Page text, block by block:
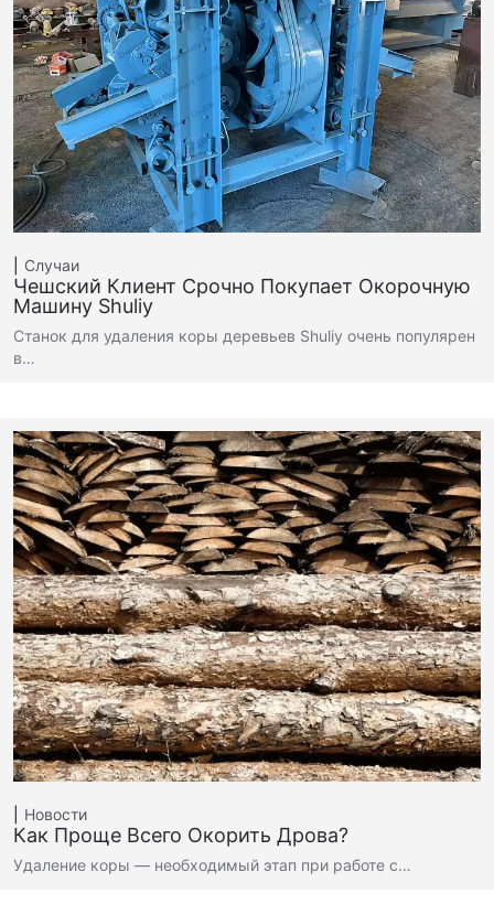
Случаи
Чешский Клиент Срочно Покупает Окорочную
Машину Shuliy
Станок для удаления коры деревьев Shuliy очень популярен
в…
Новости
Как Проще Всего Окорить Дрова?
Удаление коры — необходимый этап при работе с…